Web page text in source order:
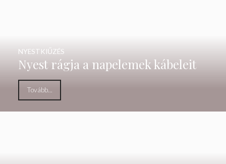
Nyest rágja a napelemek kábeleit
NYESTKIŰZÉS
Tovább...